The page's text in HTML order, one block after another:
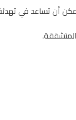
أن تساعد في